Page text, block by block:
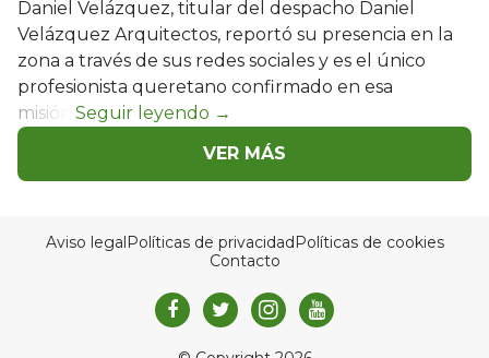
Daniel Velázquez, titular del despacho Daniel
Velázquez Arquitectos, reportó su presencia en la
zona a través de sus redes sociales y es el único
profesionista queretano confirmado en esa
misión.
VER MÁS
Aviso legalPolíticas de privacidadPolíticas de cookies
Contacto